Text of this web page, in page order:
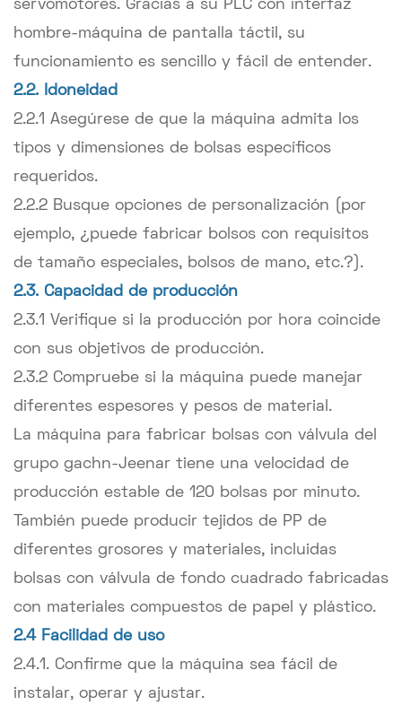
servomotores. Gracias a su PLC con interfaz
hombre-máquina de pantalla táctil, su
funcionamiento es sencillo y fácil de entender.
2.2. Idoneidad
2.2.1 Asegúrese de que la máquina admita los
tipos y dimensiones de bolsas específicos
requeridos.
2.2.2 Busque opciones de personalización (por
ejemplo, ¿puede fabricar bolsos con requisitos
de tamaño especiales, bolsos de mano, etc.?).
2.3. Capacidad de producción
2.3.1 Verifique si la producción por hora coincide
con sus objetivos de producción.
2.3.2 Compruebe si la máquina puede manejar
diferentes espesores y pesos de material.
La máquina para fabricar bolsas con válvula del
grupo gachn-Jeenar tiene una velocidad de
producción estable de 120 bolsas por minuto.
También puede producir tejidos de PP de
diferentes grosores y materiales, incluidas
bolsas con válvula de fondo cuadrado fabricadas
con materiales compuestos de papel y plástico.
2.4 Facilidad de uso
2.4.1. Confirme que la máquina sea fácil de
instalar, operar y ajustar.